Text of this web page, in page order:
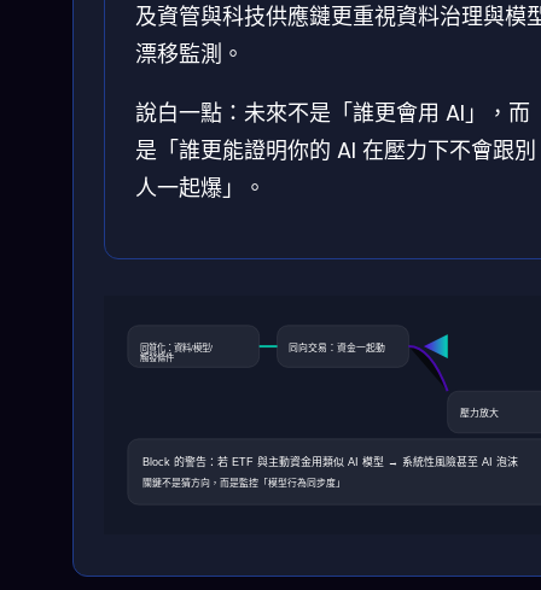
及資管與科技供應鏈更重視資料治理與模
漂移監測。
說白一點：未來不是「誰更會用 AI」，而
是「誰更能證明你的 AI 在壓力下不會跟別
人一起爆」。
同質化：資料/模型/
觸發條件
同向交易：資金一起動
壓力放大
Block 的警告：若 ETF 與主動資金用類似 AI 模型 → 系統性風險甚至 AI 泡沫
關鍵不是猜方向，而是監控「模型行為同步度」